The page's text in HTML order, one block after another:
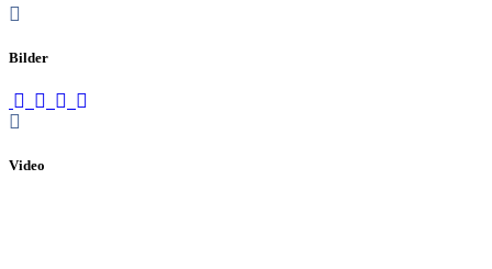
Bilder
Video